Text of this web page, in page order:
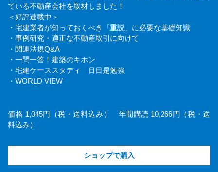
ている不動産会社を取材しました！
＜好評連載中＞
・宅建業者が知っておくべき「重説」に必要な基礎知識
・事例研究・適正な不動産取引に向けて
・関連法規Q&A
・一問一答！建築のキホン
・宅建ケーススタディ 日日是勉強
・WORLD VIEW
価格 1,045円（税・送料込み） 年間購読 10,266円（税・送
料込み）
ショップで購入